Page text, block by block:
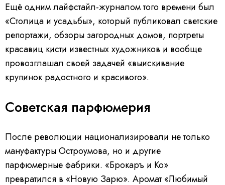
Ещё одним лайфстайл-журналом того времени был
«Столица и усадьбы», который публиковал светские
репортажи, обзоры загородных домов, портреты
красавиц кисти известных художников и вообще
провозглашал своей задачей «выискивание
крупинок радостного и красивого».
Советская парфюмерия
После революции национализировали не только
мануфактуры Остроумова, но и другие
парфюмерные фабрики. «Брокаръ и Ко»
превратился в «Новую Зарю». Аромат «Любимый